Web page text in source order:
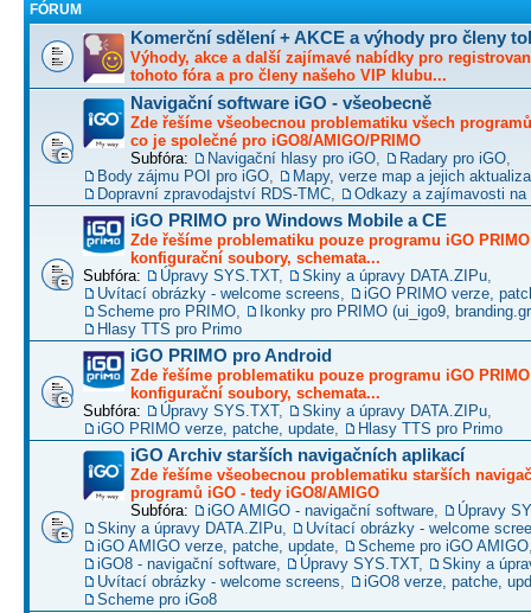
FÓRUM
Komerční sdělení + AKCE a výhody pro členy
Výhody, akce a další zajímavé nabídky pro
tohoto fóra a pro členy našeho VIP klubu...
Navigační software iGO - všeobecně
Zde řešíme všeobecnou problematiku všech
co je společné pro iGO8/AMIGO/PRIMO
Subfóra:
Navigační hlasy pro iGO Radary pro iGO
Body zájmu POI pro iGO
Mapy, verze map a jejich
Dopravní zpravodajství RDS-TMC
Odkazy a zajímavosti na
iGO PRIMO pro Windows Mobile a CE
Zde řešíme problematiku pouze programu iGO
konfigurační soubory, schemata...
Subfóra:
Úpravy SYS.TXT, Skiny a úpravy DATA.ZIPu
Uvítací obrázky - welcome screens
iGO PRIMO verze,
Scheme pro PRIMO
Ikonky pro PRIMO (ui_igo9,
Hlasy TTS pro Primo
iGO PRIMO pro Android
Zde řešíme problematiku pouze programu iGO
konfigurační soubory, schemata...
Subfóra:
Úpravy SYS.TXT, Skiny a úpravy DATA.ZIPu
iGO PRIMO verze, patche, update
Hlasy TTS pro Primo
iGO Archiv starších navigačních aplikací
Zde řešíme všeobecnou problematiku starších
programů iGO - tedy iGO8/AMIGO
Subfóra:
iGO AMIGO - navigační software
Úpravy
Skiny a úpravy DATA.ZIPu
Uvítací obrázky - welcome
iGO AMIGO verze, patche, update
Scheme pro iGO AMIGO
iGO8 - navigační software
Úpravy SYS.TXT,
Skiny a
Uvítací obrázky - welcome screens
iGO8 verze, patche,
Scheme pro iGo8